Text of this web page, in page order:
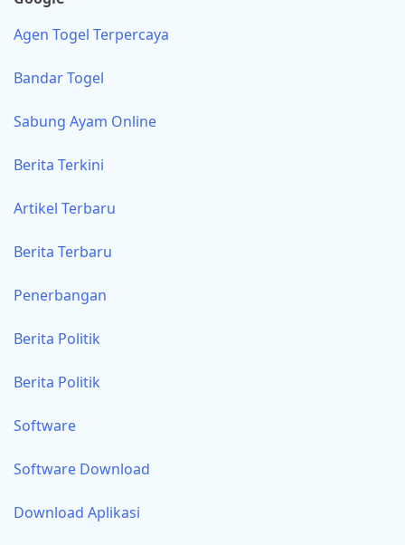
Agen Togel Terpercaya
Bandar Togel
Sabung Ayam Online
Berita Terkini
Artikel Terbaru
Berita Terbaru
Penerbangan
Berita Politik
Berita Politik
Software
Software Download
Download Aplikasi